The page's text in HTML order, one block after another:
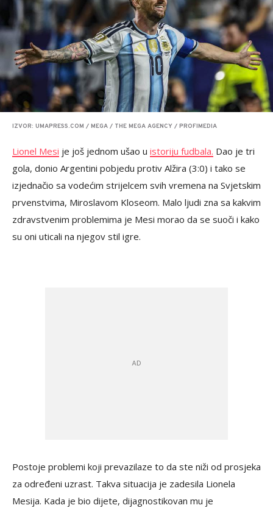
IZVOR: UMAPRESS.COM / MEGA / THE MEGA AGENCY / PROFIMEDIA
Lionel Mesi je još jednom ušao u istoriju fudbala. Dao je tri
gola, donio Argentini pobjedu protiv Alžira (3:0) i tako se
izjednačio sa vodećim strijelcem svih vremena na Svjetskim
prvenstvima, Miroslavom Kloseom. Malo ljudi zna sa kakvim
zdravstvenim problemima je Mesi morao da se suoči i kako
su oni uticali na njegov stil igre.
Postoje problemi koji prevazilaze to da ste niži od prosjeka
za određeni uzrast. Takva situacija je zadesila Lionela
Mesija. Kada je bio dijete, dijagnostikovan mu je